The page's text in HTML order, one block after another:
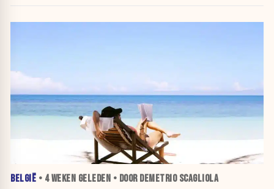
BELGIË • 4 WEKEN GELEDEN • DOOR DEMETRIO SCAGLIOLA